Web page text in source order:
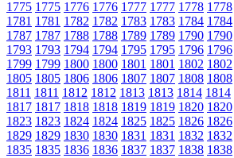
1775 1775 1776 1776 1777 1777 1778 1778
1781 1781 1782 1782 1783 1783 1784 1784
1787 1787 1788 1788 1789 1789 1790 1790
1793 1793 1794 1794 1795 1795 1796 1796
1799 1799 1800 1800 1801 1801 1802 1802
1805 1805 1806 1806 1807 1807 1808 1808
1811 1811 1812 1812 1813 1813 1814 1814
1817 1817 1818 1818 1819 1819 1820 1820
1823 1823 1824 1824 1825 1825 1826 1826
1829 1829 1830 1830 1831 1831 1832 1832
1835 1835 1836 1836 1837 1837 1838 1838